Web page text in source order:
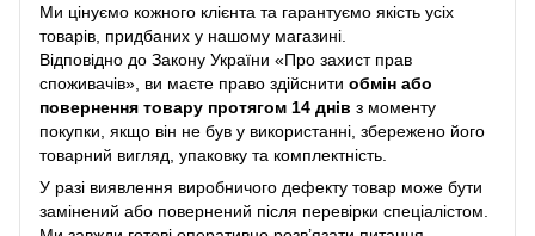
Ми цінуємо кожного клієнта та гарантуємо якість усіх
товарів, придбаних у нашому магазині.
Відповідно до Закону України «Про захист прав
споживачів», ви маєте право здійснити обмін або
повернення товару протягом 14 днів з моменту
покупки, якщо він не був у використанні, збережено його
товарний вигляд, упаковку та комплектність.
У разі виявлення виробничого дефекту товар може бути
замінений або повернений після перевірки спеціалістом.